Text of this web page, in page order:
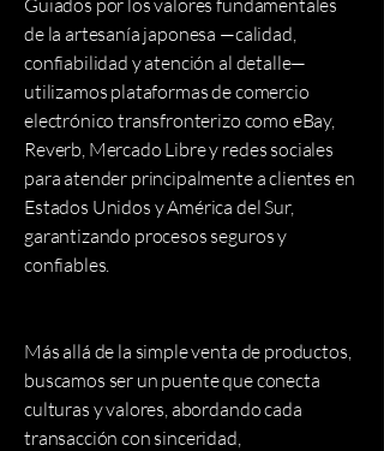
Guiados por los valores fundamentales
de la artesanía japonesa —calidad,
confiabilidad y atención al detalle—
utilizamos plataformas de comercio
electrónico transfronterizo como eBay,
Reverb, Mercado Libre y redes sociales
para atender principalmente a clientes en
Estados Unidos y América del Sur,
garantizando procesos seguros y
confiables.
Más allá de la simple venta de productos,
buscamos ser un puente que conecta
culturas y valores, abordando cada
transacción con sinceridad,